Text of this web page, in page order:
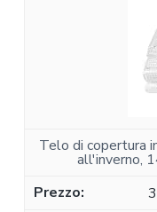
Telo di copertura
all'inverno,